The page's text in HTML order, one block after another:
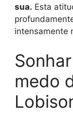
sua. Esta
intensamente
medo